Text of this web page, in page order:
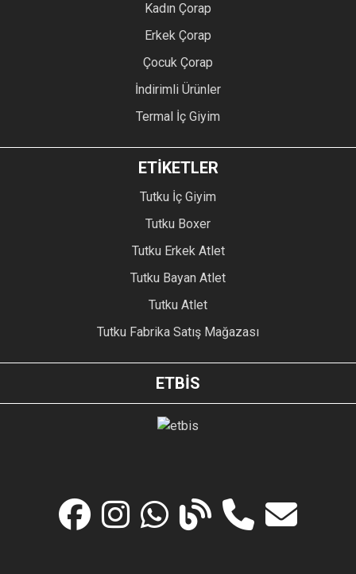
Kadın Çorap
Erkek Çorap
Çocuk Çorap
İndirimli Ürünler
Termal İç Giyim
ETİKETLER
Tutku İç Giyim
Tutku Boxer
Tutku Erkek Atlet
Tutku Bayan Atlet
Tutku Atlet
Tutku Fabrika Satış Mağazası
ETBİS